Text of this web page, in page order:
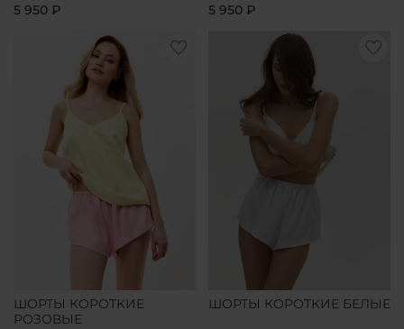
5 950 ₽
5 950 ₽
ШОРТЫ КОРОТКИЕ
РОЗОВЫЕ
ШОРТЫ КОРОТКИЕ БЕЛЫЕ